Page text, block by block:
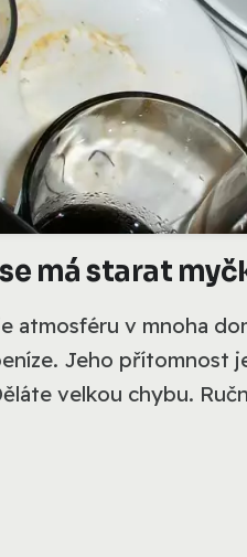
má starat
atmosféru v mnoha
Jeho přítomnost
velkou chybu.